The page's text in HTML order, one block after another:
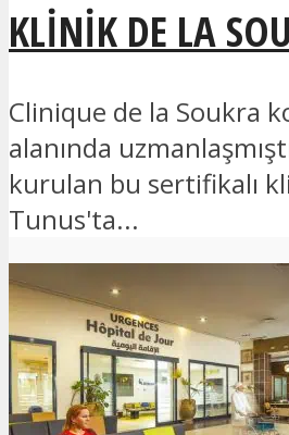
KLINIK DE LA
Clinique de la Soukra
alanında
kurulan bu sertifikalı
Tunus'ta...